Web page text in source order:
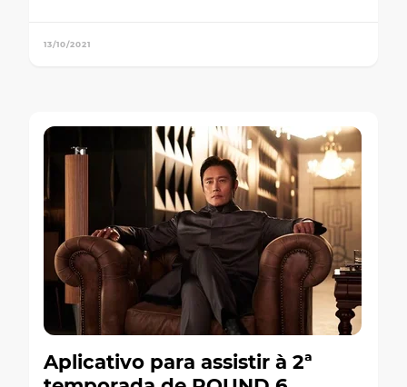
13/10/2021
Aplicativo para assistir à 2ª